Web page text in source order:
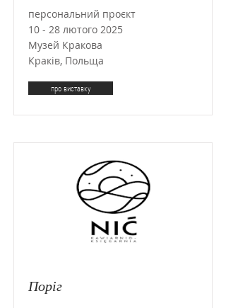
персональний проєкт
10 - 28 лютого 2025
Музей Кракова
Краків, Польща
про виставку
Поріг